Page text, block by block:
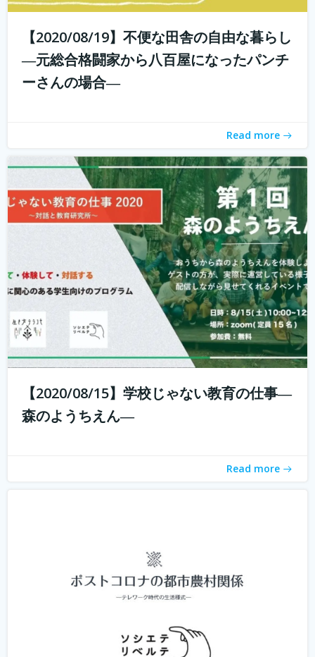
【2020/08/19】不便な田舎の自由な暮らし
―元総合格闘家から八百屋になったパンチ
ーさんの場合―
Read more
こんにちは！ 学校じゃない教育の仕事プロジェクトの米田
と言います。 学校じゃない教育の仕事プロジェクト 今読ん
でいただいているあなたは、学校じゃない教育の仕事に興
味がありますか？ 子どもを対象とした仕事をしたいけど、
【2020/08/15】学校じゃない教育の仕事―
森のようちえん―
Read more
新型コロナウィルスの拡大に収束が見えない中、私たちは
す。 企業ではテレワークが進み、大学の授業もオンライン
化。これまでインターネットは場所を選ばないと言われつ